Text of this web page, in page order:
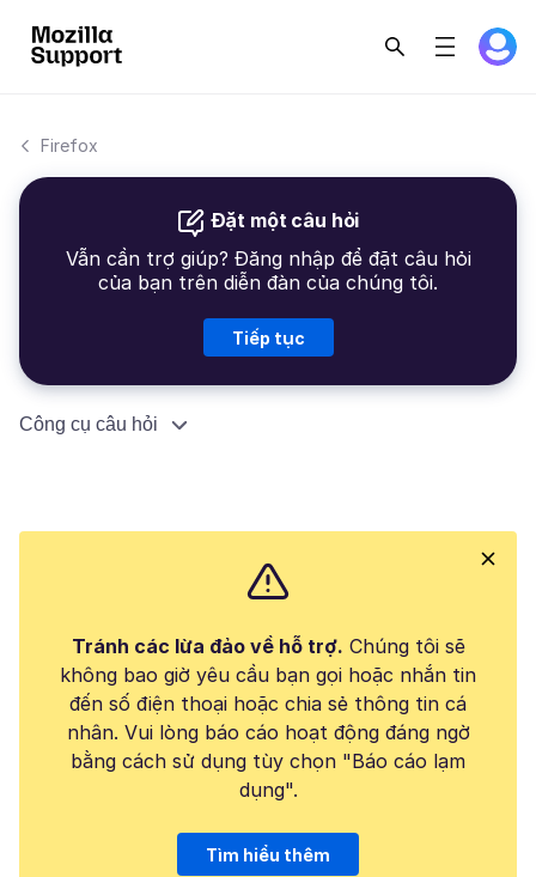
Firefox
Đặt một câu hỏi
Vẫn cần trợ giúp? Đăng nhập để đặt câu hỏi
của bạn trên diễn đàn của chúng tôi.
Tiếp tục
Công cụ câu hỏi
Tránh các lừa đảo về hỗ trợ. Chúng tôi sẽ
không bao giờ yêu cầu bạn gọi hoặc nhắn tin
đến số điện thoại hoặc chia sẻ thông tin cá
nhân. Vui lòng báo cáo hoạt động đáng ngờ
bằng cách sử dụng tùy chọn "Báo cáo lạm
dụng".
Tìm hiểu thêm